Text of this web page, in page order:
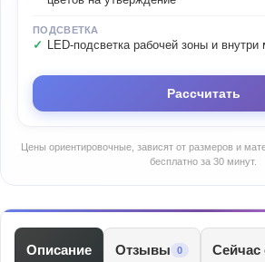
ПОДСВЕТКА
LED-подсветка рабочей зоны и внутри
Рассчитать
Цены ориентировочные, зависят от размеров и
бесплатно за 30 минут.
Описание Отзывы 0 Сейчас